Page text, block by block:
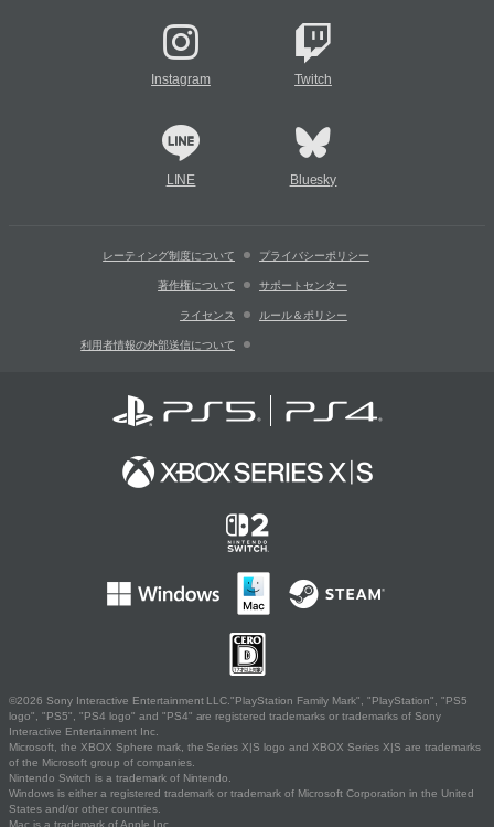
Instagram Twitch
LINE Bluesky
レーティング制度について プライバシーポリシー
著作権について サポートセンター
ライセンス ルール＆ポリシー
利用者情報の外部送信について
©2026 Sony Interactive Entertainment LLC."PlayStation Family Mark", "PlayStation", "PS5
logo", "PS5", "PS4 logo" and "PS4" are registered trademarks or trademarks of Sony
Interactive Entertainment Inc.
Microsoft, the XBOX Sphere mark, the Series X|S logo and XBOX Series X|S are trademarks
of the Microsoft group of companies.
Nintendo Switch is a trademark of Nintendo.
Windows is either a registered trademark or trademark of Microsoft Corporation in the United
States and/or other countries.
Mac is a trademark of Apple Inc.